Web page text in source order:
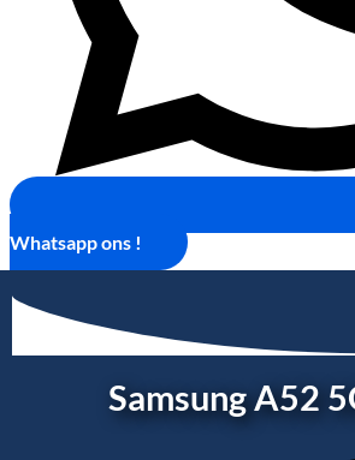
Whatsapp ons !
Samsung A52